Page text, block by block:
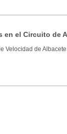
en el Circuito de
Velocidad de